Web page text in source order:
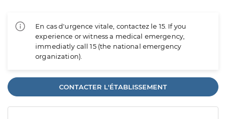
En cas d'urgence vitale, contactez le 15. If you
experience or witness a medical emergency,
immediatly call 15 (the national emergency
organization).
CONTACTER L'ÉTABLISSEMENT